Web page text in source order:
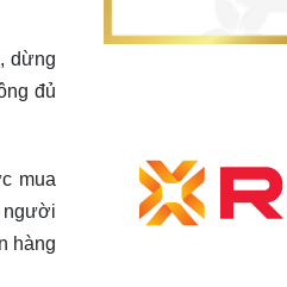
dừng
đủ
mua
người
hàng